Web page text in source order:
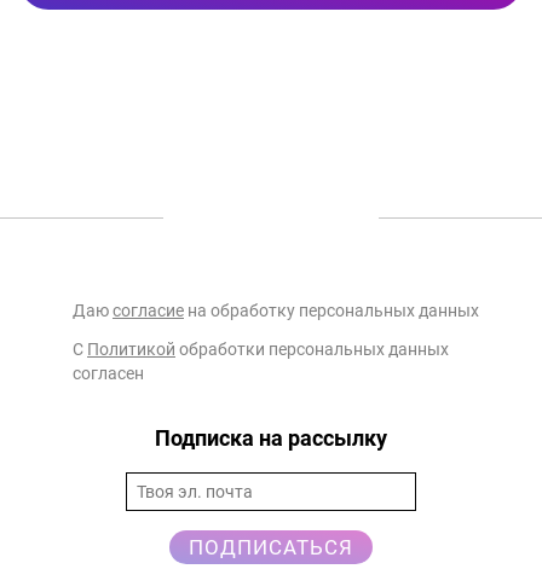
Даюсогласие на обработку персональных данных
С Политикой обработки персональных данных
согласен
Подписка на рассылку
ПОДПИСАТЬСЯ